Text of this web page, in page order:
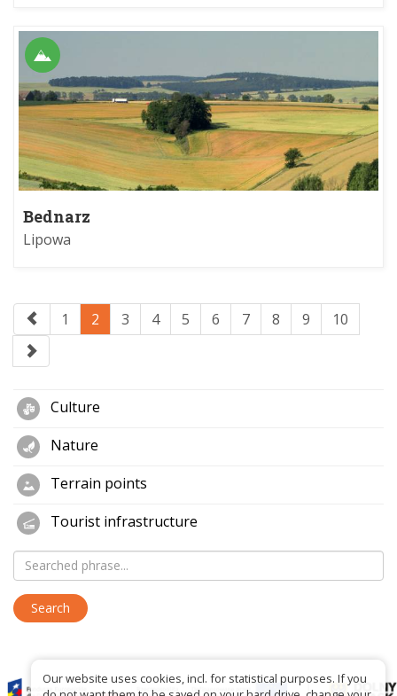
Bednarz
Lipowa
1 2 3 4 5 6 7 8 9 10
Culture
Nature
Terrain points
Tourist infrastructure
Our website uses cookies, incl. for statistical purposes. If you